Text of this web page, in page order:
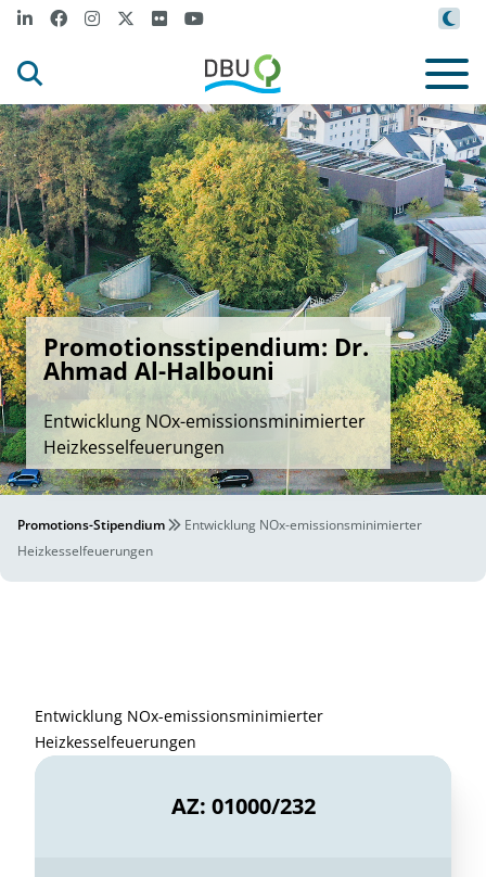
Promotionsstipendium: Dr.
Ahmad Al-Halbouni
Entwicklung NOx-emissionsminimierter
Heizkesselfeuerungen
Promotions-Stipendium
Entwicklung NOx-emissionsminimierter
Heizkesselfeuerungen
Entwicklung NOx-emissionsminimierter
Heizkesselfeuerungen
AZ: 01000/232